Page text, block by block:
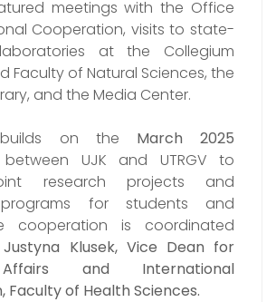
meetings with the Office
Cooperation, visits to state-
at the Collegium
Faculty of Natural Sciences, the
and the Media Center.
on the March 2025
between UJK and UTRGV to
research projects and
for students and
cooperation is coordinated
Klusek, Vice Dean for
and International
Faculty of Health Sciences.